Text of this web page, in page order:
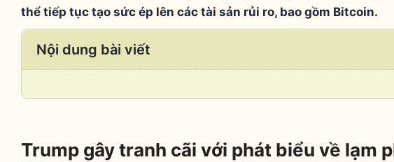
thể tiếp tục tạo sức ép lên các tài sản rủi ro, bao gồm Bitcoin.
Nội dung bài viết
Trump gây tranh cãi với phát biểu về lạm